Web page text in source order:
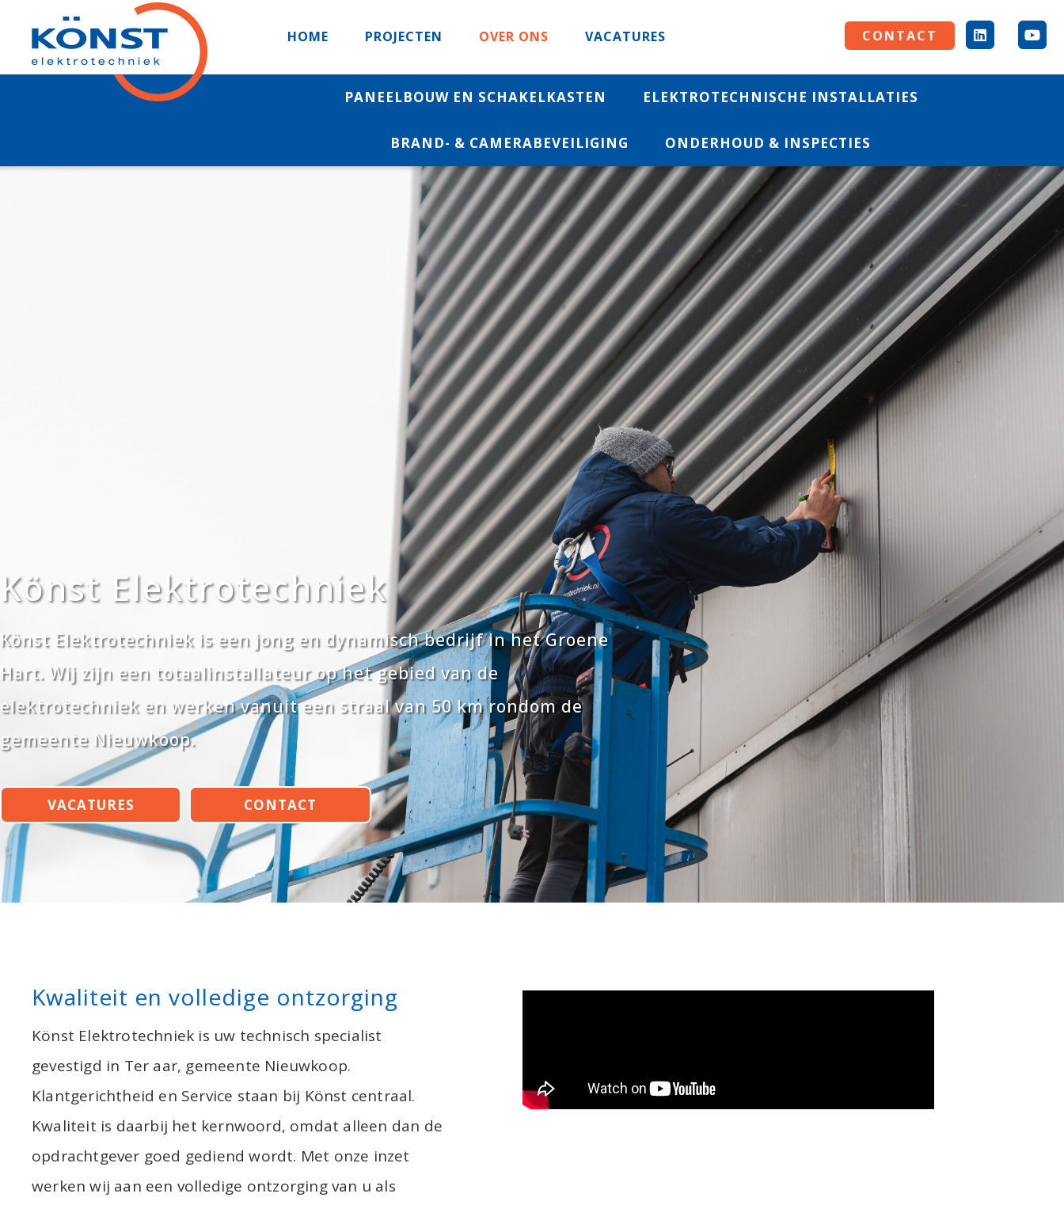
HOME PROJECTEN OVER ONS VACATURES CONTACT
PANEELBOUW EN SCHAKELKASTEN ELEKTROTECHNISCHE INSTALLATIES
BRAND- & CAMERABEVEILIGING ONDERHOUD & INSPECTIES
Könst Elektrotechniek
Könst Elektrotechniek is een jong en dynamisch bedrijf in het Groene
Hart. Wij zijn een totaalinstallateur op het gebied van de
elektrotechniek en werken vanuit een straal van 50 km rondom de
gemeente Nieuwkoop.
VACATURES CONTACT
Kwaliteit en volledige ontzorging
Könst Elektrotechniek is uw technisch specialist
gevestigd in Ter aar, gemeente Nieuwkoop.
Klantgerichtheid en Service staan bij Könst centraal.
Kwaliteit is daarbij het kernwoord, omdat alleen dan de
opdrachtgever goed gediend wordt. Met onze inzet
werken wij aan een volledige ontzorging van u als